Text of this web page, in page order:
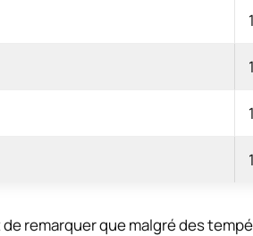
remarquer que malgré des